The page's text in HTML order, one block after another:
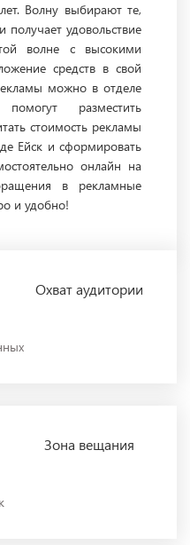
Волну выбирают те,
удовольствие
волне с высокими
средств в свой
можно в отделе
разместить
стоимость рекламы
Ейск и сформировать
онлайн на
в рекламные
и удобно!
Охватаудитории
Зона вещания